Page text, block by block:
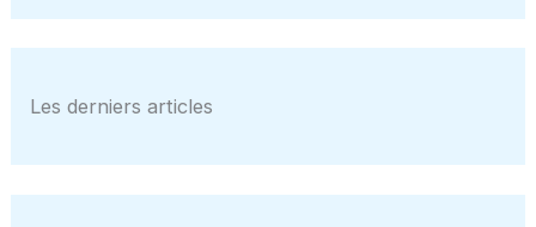
Les derniers articles